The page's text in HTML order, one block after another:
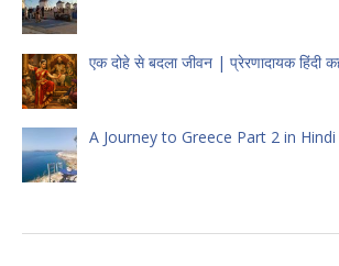
एक दोहे से बदला जीवन | प्रेरणादायक हिंदी
A Journey to Greece Part 2 in Hindi